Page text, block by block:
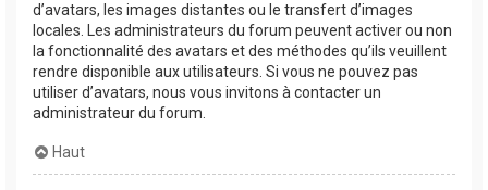
d’avatars, les images distantes ou le transfert d’images
locales. Les administrateurs du forum peuvent activer ou non
la fonctionnalité des avatars et des méthodes qu’ils veuillent
rendre disponible aux utilisateurs. Si vous ne pouvez pas
utiliser d’avatars, nous vous invitons à contacter un
administrateur du forum.
Haut